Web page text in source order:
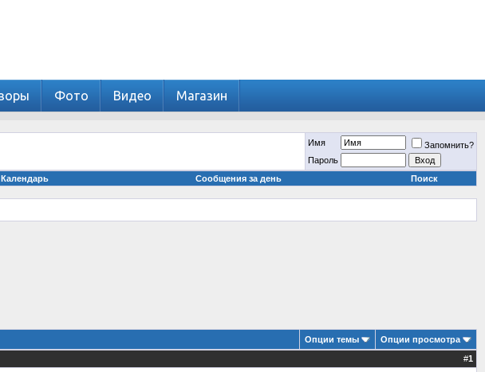
Фото Видео Магазин
Имя
Запомнить?
Пароль
Календарь Сообщения за день Поиск
Опции темы
Опции просмотра
#1